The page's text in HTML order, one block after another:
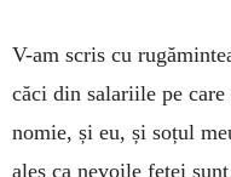
V-am scris cu
căci din salariile pe
nomie, și eu, și soțul
ales ca nevoile fetei